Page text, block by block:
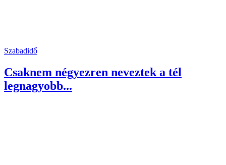
Szabadidő
Csaknem négyezren neveztek a tél
legnagyobb...